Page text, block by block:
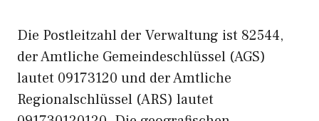
Die Postleitzahl der Verwaltung ist 82544,
der Amtliche Gemeindeschlüssel (AGS)
lautet 09173120 und der Amtliche
Regionalschlüssel (ARS) lautet